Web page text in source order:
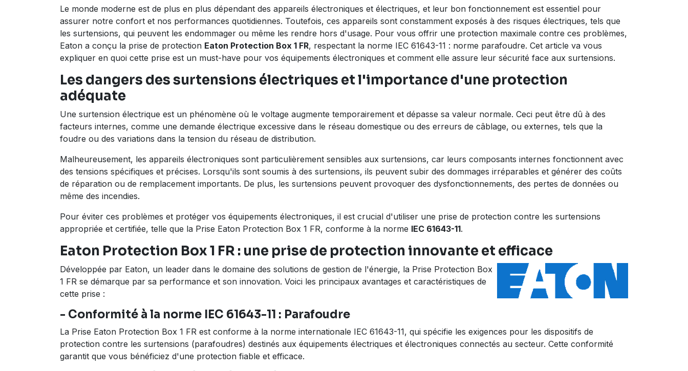
Le monde moderne est de plus en plus dépendant des appareils électroniques et électriques, et leur bon fonctionnement est essentiel pour
assurer notre confort et nos performances quotidiennes. Toutefois, ces appareils sont constamment exposés à des risques électriques, tels que
les surtensions, qui peuvent les endommager ou même les rendre hors d'usage. Pour vous offrir une protection maximale contre ces problèmes,
Eaton a conçu la prise de protection Eaton Protection Box 1 FR, respectant la norme IEC 61643-11 : norme parafoudre. Cet article va vous
expliquer en quoi cette prise est un must-have pour vos équipements électroniques et comment elle assure leur sécurité face aux surtensions.
Les dangers des surtensions électriques et l'importance d'une protection
adéquate
Une surtension électrique est un phénomène où le voltage augmente temporairement et dépasse sa valeur normale. Ceci peut être dû à des
facteurs internes, comme une demande électrique excessive dans le réseau domestique ou des erreurs de câblage, ou externes, tels que la
foudre ou des variations dans la tension du réseau de distribution.
Malheureusement, les appareils électroniques sont particulièrement sensibles aux surtensions, car leurs composants internes fonctionnent avec
des tensions spécifiques et précises. Lorsqu'ils sont soumis à des surtensions, ils peuvent subir des dommages irréparables et générer des coûts
de réparation ou de remplacement importants. De plus, les surtensions peuvent provoquer des dysfonctionnements, des pertes de données ou
même des incendies.
Pour éviter ces problèmes et protéger vos équipements électroniques, il est crucial d'utiliser une prise de protection contre les surtensions
appropriée et certifiée, telle que la Prise Eaton Protection Box 1 FR, conforme à la norme IEC 61643-11.
Eaton Protection Box 1 FR : une prise de protection innovante et efficace
Développée par Eaton, un leader dans le domaine des solutions de gestion de l'énergie, la Prise Protection Box
1 FR se démarque par sa performance et son innovation. Voici les principaux avantages et caractéristiques de
cette prise :
- Conformité à la norme IEC 61643-11 : Parafoudre
La Prise Eaton Protection Box 1 FR est conforme à la norme internationale IEC 61643-11, qui spécifie les exigences pour les dispositifs de
protection contre les surtensions (parafoudres) destinés aux équipements électriques et électroniques connectés au secteur. Cette conformité
garantit que vous bénéficiez d'une protection fiable et efficace.